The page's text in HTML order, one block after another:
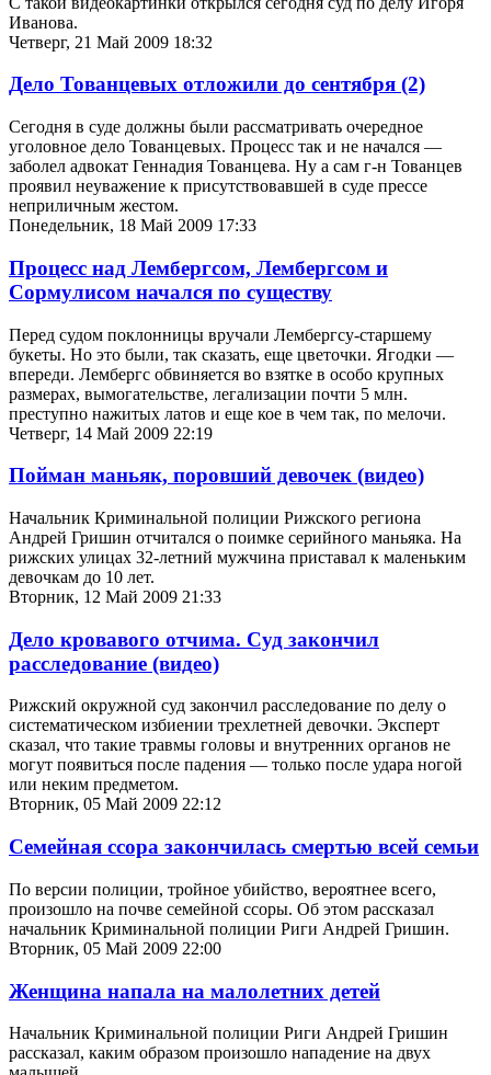
Иванова.
Четверг, 21 Май 2009 18:32
Дело Тованцевых отложили до сентября (2)
Сегодня в суде должны были рассматривать очередное
уголовное дело Тованцевых. Процесс так и не начался —
заболел адвокат Геннадия Тованцева. Ну а сам г-н Тованцев
проявил неуважение к присутствовавшей в суде прессе
неприличным жестом.
Понедельник, 18 Май 2009 17:33
Процесс над Лембергсом, Лембергсом и
Сормулисом начался по существу
Перед судом поклонницы вручали Лембергсу-старшему
букеты. Но это были, так сказать, еще цветочки. Ягодки —
впереди. Лембергс обвиняется во взятке в особо крупных
размерах, вымогательстве, легализации почти 5 млн.
преступно нажитых латов и еще кое в чем так, по мелочи.
Четверг, 14 Май 2009 22:19
Пойман маньяк, поровший девочек (видео)
Начальник Криминальной полиции Рижского региона
Андрей Гришин отчитался о поимке серийного маньяка. На
рижских улицах 32-летний мужчина приставал к маленьким
девочкам до 10 лет.
Вторник, 12 Май 2009 21:33
Дело кровавого отчима. Суд закончил
расследование (видео)
Рижский окружной суд закончил расследование по делу о
систематическом избиении трехлетней девочки. Эксперт
сказал, что такие травмы головы и внутренних органов не
могут появиться после падения — только после удара ногой
или неким предметом.
Вторник, 05 Май 2009 22:12
Семейная ссора закончилась смертью всей семьи
По версии полиции, тройное убийство, вероятнее всего,
произошло на почве семейной ссоры. Об этом рассказал
начальник Криминальной полиции Риги Андрей Гришин.
Вторник, 05 Май 2009 22:00
Женщина напала на малолетних детей
Начальник Криминальной полиции Риги Андрей Гришин
рассказал, каким образом произошло нападение на двух